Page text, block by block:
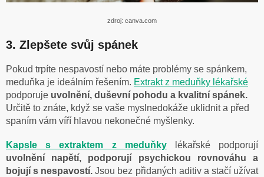
zdroj: canva.com
3. Zlepšete svůj spánek
Pokud trpíte nespavostí nebo máte problémy se spánkem,
meduňka je ideálním řešením. Extrakt z meduňky lékařské
podporuje uvolnění, duševní pohodu a kvalitní spánek.
Určitě to znáte, když se vaše myslnedokáže uklidnit a před
spaním vám víří hlavou nekonečné myšlenky.
Kapsle s extraktem z meduňkylékařské podporují
uvolnění napětí, podporují psychickou rovnováhu a
bojují s nespavostí.Jsou bez přidaných aditiv a stačí užívat